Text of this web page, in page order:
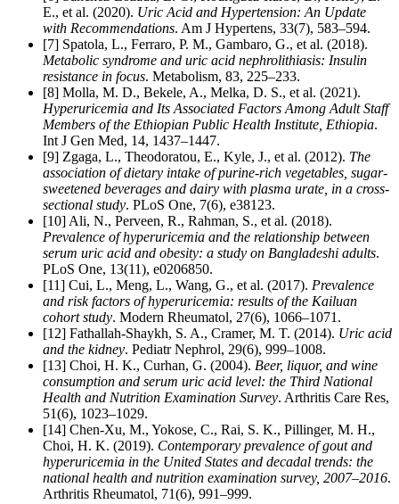
E., et al. (2020). Uric Acid and Hypertension: An Update
with Recommendations. Am J Hypertens, 33(7), 583–594.
[7] Spatola, L., Ferraro, P. M., Gambaro, G., et al. (2018).
Metabolic syndrome and uric acid nephrolithiasis: Insulin
resistance in focus. Metabolism, 83, 225–233.
[8] Molla, M. D., Bekele, A., Melka, D. S., et al. (2021).
Hyperuricemia and Its Associated Factors Among Adult Staff
Members of the Ethiopian Public Health Institute, Ethiopia.
Int J Gen Med, 14, 1437–1447.
[9] Zgaga, L., Theodoratou, E., Kyle, J., et al. (2012). The
association of dietary intake of purine-rich vegetables, sugar-
sweetened beverages and dairy with plasma urate, in a cross-
sectional study. PLoS One, 7(6), e38123.
[10] Ali, N., Perveen, R., Rahman, S., et al. (2018).
Prevalence of hyperuricemia and the relationship between
serum uric acid and obesity: a study on Bangladeshi adults.
PLoS One, 13(11), e0206850.
[11] Cui, L., Meng, L., Wang, G., et al. (2017). Prevalence
and risk factors of hyperuricemia: results of the Kailuan
cohort study. Modern Rheumatol, 27(6), 1066–1071.
[12] Fathallah-Shaykh, S. A., Cramer, M. T. (2014). Uric acid
and the kidney. Pediatr Nephrol, 29(6), 999–1008.
[13] Choi, H. K., Curhan, G. (2004). Beer, liquor, and wine
consumption and serum uric acid level: the Third National
Health and Nutrition Examination Survey. Arthritis Care Res,
51(6), 1023–1029.
[14] Chen-Xu, M., Yokose, C., Rai, S. K., Pillinger, M. H.,
Choi, H. K. (2019). Contemporary prevalence of gout and
hyperuricemia in the United States and decadal trends: the
national health and nutrition examination survey, 2007–2016.
Arthritis Rheumatol, 71(6), 991–999.